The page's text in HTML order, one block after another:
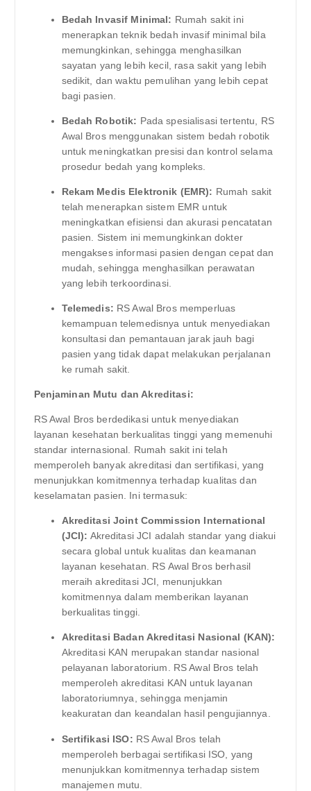
Bedah Invasif Minimal: Rumah sakit ini
menerapkan teknik bedah invasif minimal bila
memungkinkan, sehingga menghasilkan
sayatan yang lebih kecil, rasa sakit yang lebih
sedikit, dan waktu pemulihan yang lebih cepat
bagi pasien.
Bedah Robotik: Pada spesialisasi tertentu, RS
Awal Bros menggunakan sistem bedah robotik
untuk meningkatkan presisi dan kontrol selama
prosedur bedah yang kompleks.
Rekam Medis Elektronik (EMR): Rumah sakit
telah menerapkan sistem EMR untuk
meningkatkan efisiensi dan akurasi pencatatan
pasien. Sistem ini memungkinkan dokter
mengakses informasi pasien dengan cepat dan
mudah, sehingga menghasilkan perawatan
yang lebih terkoordinasi.
Telemedis: RS Awal Bros memperluas
kemampuan telemedisnya untuk menyediakan
konsultasi dan pemantauan jarak jauh bagi
pasien yang tidak dapat melakukan perjalanan
ke rumah sakit.
Penjaminan Mutu dan Akreditasi:
RS Awal Bros berdedikasi untuk menyediakan
layanan kesehatan berkualitas tinggi yang memenuhi
standar internasional. Rumah sakit ini telah
memperoleh banyak akreditasi dan sertifikasi, yang
menunjukkan komitmennya terhadap kualitas dan
keselamatan pasien. Ini termasuk:
Akreditasi Joint Commission International
(JCI): Akreditasi JCI adalah standar yang diakui
secara global untuk kualitas dan keamanan
layanan kesehatan. RS Awal Bros berhasil
meraih akreditasi JCI, menunjukkan
komitmennya dalam memberikan layanan
berkualitas tinggi.
Akreditasi Badan Akreditasi Nasional (KAN):
Akreditasi KAN merupakan standar nasional
pelayanan laboratorium. RS Awal Bros telah
memperoleh akreditasi KAN untuk layanan
laboratoriumnya, sehingga menjamin
keakuratan dan keandalan hasil pengujiannya.
Sertifikasi ISO: RS Awal Bros telah
memperoleh berbagai sertifikasi ISO, yang
menunjukkan komitmennya terhadap sistem
manajemen mutu.